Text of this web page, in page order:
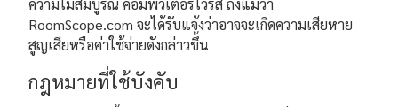
ความไม่สมบูรณ์ คอมพิวเตอร์ไวรัส ถึงแม้ว่า
RoomScope.com จะได้รับแจ้งว่าอาจจะเกิดความเสียหาย
สูญเสียหรือค่าใช้จ่ายดังกล่าวขึ้น
กฎหมายที่ใช้บังคับ